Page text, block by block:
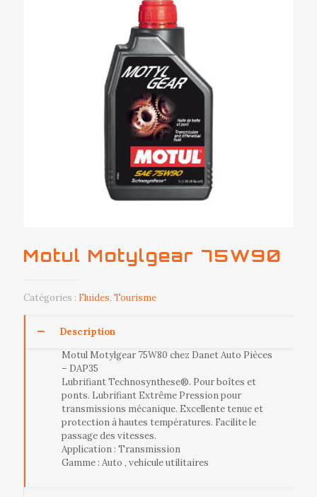
Motul Motylgear 75W90
Catégories : Fluides, Tourisme
Description
Motul Motylgear 75W80 chez Danet Auto Pièces
– DAP35
Lubrifiant Technosynthese®. Pour boîtes et
ponts. Lubrifiant Extrême Pression pour
transmissions mécanique. Excellente tenue et
protection à hautes températures. Facilite le
passage des vitesses.
Application : Transmission
Gamme : Auto , vehicule utilitaires